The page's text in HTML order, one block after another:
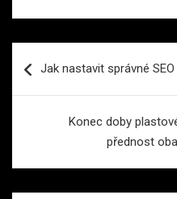
proJak nastavit správné
Konec doby
přednost